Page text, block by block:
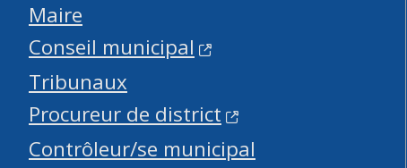
Maire
Conseil municipal
Tribunaux
Procureur de district
Contrôleur/se municipal